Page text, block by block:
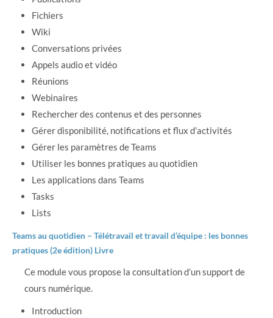
Fichiers
Wiki
Conversations privées
Appels audio et vidéo
Réunions
Webinaires
Rechercher des contenus et des personnes
Gérer disponibilité, notifications et flux d’activités
Gérer les paramètres de Teams
Utiliser les bonnes pratiques au quotidien
Les applications dans Teams
Tasks
Lists
Teams au quotidien – Télétravail et travail d’équipe : les bonnes
pratiques (2e édition) Livre
Ce module vous propose la consultation d’un support de
cours numérique.
Introduction